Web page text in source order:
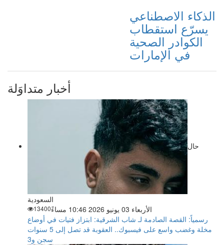
الذكاء الاصطناعي
يسرّع استقطاب
الكوادر الصحية
في الإمارات
أخبار متداوَلة
حال
السعودية
الأربعاء 03 يونيو 2026 10:46 مساءً
13400
رسمياً: القصة الصادمة لـ شاب الشرقية: ابتزاز فتيات في أوضاع
مخلة وغضب واسع على فيسبوك.. العقوبة قد تصل إلى 5 سنوات
سجن و3